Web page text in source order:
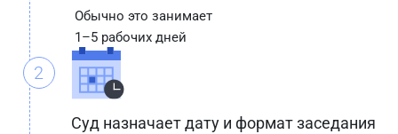
Обычно это занимает
1–5 рабочих дней
2
Суд назначает дату и формат заседания